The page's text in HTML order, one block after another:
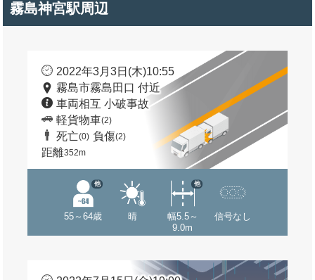
霧島神宮駅周辺
2022年3月3日(木)10:55
霧島市霧島田口 付近
車両相互 小破事故
軽貨物車(2)
死亡(0) 負傷(2)
距離352m
55～64歳
他
晴
幅5.5～
9.0m
他
信号なし